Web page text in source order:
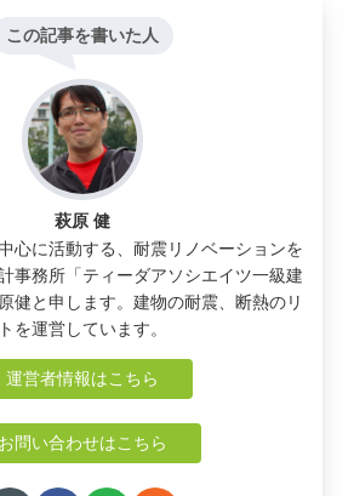
この記事を書いた人
萩原 健
心に活動する、耐震リノベーションを
事務所「ティーダアソシエイツ一級建
健と申します。建物の耐震、断熱のリ
を運営しています。
運営者情報はこちら
お問い合わせはこちら